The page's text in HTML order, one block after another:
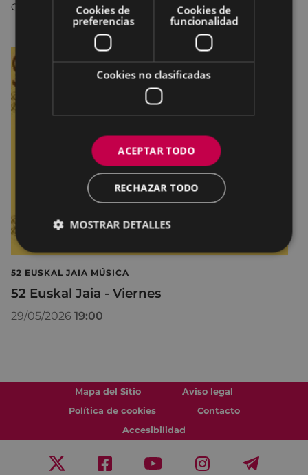
COLISEO ANTZOKIA
52 EUSKAL JAIA MÚSICA
52 Euskal Jaia - Viernes
29/05/2026 19:00
Mapa del Sitio
Aviso legal
Política de cookies
Contacto
Accesibilidad
Cookies de
preferencias
Cookies de
funcionalidad
Cookies no clasificadas
ACEPTAR TODO
RECHAZAR TODO
MOSTRAR DETALLES